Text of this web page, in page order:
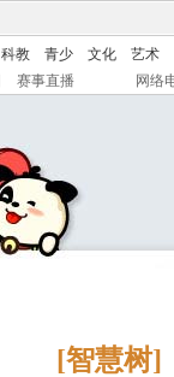
科教 青少 文化
艺术
赛事直播 网络
[智慧树]